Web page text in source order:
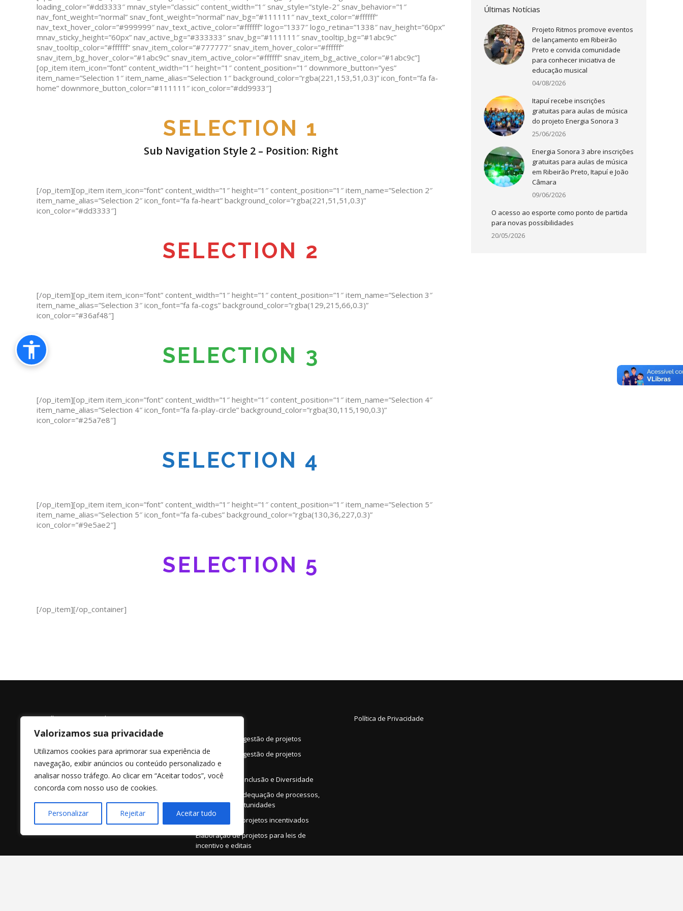
Valorizamos sua privacidade
Utilizamos cookies para aprimorar sua experiência de
navegação, exibir anúncios ou conteúdo personalizado e
analisar nosso tráfego. Ao clicar em “Aceitar todos”, você
concorda com nosso uso de cookies.
Personalizar Rejeitar Aceitar tudo
loading_color=”#dd3333″ mnav_style=”classic” content_width=”1″ snav_style=”style-2″ snav_behavior=”1″
nav_font_weight=”normal” snav_font_weight=”normal” nav_bg=”#111111″ nav_text_color=”#ffffff”
nav_text_hover_color=”#999999″ nav_text_active_color=”#ffffff” logo=”1337″ logo_retina=”1338″ nav_height=”60px”
mnav_sticky_height=”60px” nav_active_bg=”#333333″ snav_bg=”#111111″ snav_tooltip_bg=”#1abc9c”
snav_tooltip_color=”#ffffff” snav_item_color=”#777777″ snav_item_hover_color=”#ffffff”
snav_item_bg_hover_color=”#1abc9c” snav_item_active_color=”#ffffff” snav_item_bg_active_color=”#1abc9c”]
[op_item item_icon=”font” content_width=”1″ height=”1″ content_position=”1″ downmore_button=”yes”
item_name=”Selection 1″ item_name_alias=”Selection 1″ background_color=”rgba(221,153,51,0.3)” icon_font=”fa fa-
home” downmore_button_color=”#111111″ icon_color=”#dd9933″]
SELECTION 1
Sub Navigation Style 2 – Position: Right
[/op_item][op_item item_icon=”font” content_width=”1″ height=”1″ content_position=”1″ item_name=”Selection 2″
item_name_alias=”Selection 2″ icon_font=”fa fa-heart” background_color=”rgba(221,51,51,0.3)”
icon_color=”#dd3333″]
SELECTION 2
[/op_item][op_item item_icon=”font” content_width=”1″ height=”1″ content_position=”1″ item_name=”Selection 3″
item_name_alias=”Selection 3″ icon_font=”fa fa-cogs” background_color=”rgba(129,215,66,0.3)”
icon_color=”#36af48″]
SELECTION 3
[/op_item][op_item item_icon=”font” content_width=”1″ height=”1″ content_position=”1″ item_name=”Selection 4″
item_name_alias=”Selection 4″ icon_font=”fa fa-play-circle” background_color=”rgba(30,115,190,0.3)”
icon_color=”#25a7e8″]
SELECTION 4
[/op_item][op_item item_icon=”font” content_width=”1″ height=”1″ content_position=”1″ item_name=”Selection 5″
item_name_alias=”Selection 5″ icon_font=”fa fa-cubes” background_color=”rgba(130,36,227,0.3)”
icon_color=”#9e5ae2″]
SELECTION 5
[/op_item][/op_container]
Últimas Notícias
Projeto Ritmos promove eventos
de lançamento em Ribeirão
Preto e convida comunidade
para conhecer iniciativa de
educação musical
04/08/2026
Itapuí recebe inscrições
gratuitas para aulas de música
do projeto Energia Sonora 3
25/06/2026
Energia Sonora 3 abre inscrições
gratuitas para aulas de música
em Ribeirão Preto, Itapuí e João
Câmara
09/06/2026
O acesso ao esporte como ponto de partida
para novas possibilidades
20/05/2026
Goall Impacto Social
Somos uma empresa de consultoria e
assessoria em projetos com foco em
geração de impacto social,
sustentabilidade, diversidade e inclusão. A
Goalll é especialista em leis de incentivo
fiscal federais, estaduais e municipais,
com deficiência (PCD) no mercado de
Serviços
Assessoria em gestão de projetos
Assessoria em gestão de projetos
incentivados
Assessoria em Inclusão e Diversidade
Diagnóstico e Adequação de processos,
espaços e oportunidades
Elaboração de projetos incentivados
Elaboração de projetos para leis de
incentivo e editais
Política de Privacidade